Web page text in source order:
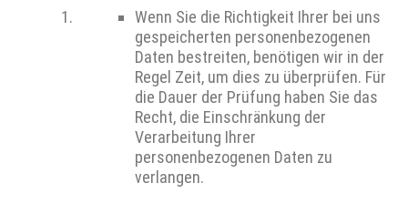
Wenn Sie die Richtigkeit Ihrer bei uns
gespeicherten personenbezogenen
Daten bestreiten, benötigen wir in der
Regel Zeit, um dies zu überprüfen. Für
die Dauer der Prüfung haben Sie das
Recht, die Einschränkung der
Verarbeitung Ihrer
personenbezogenen Daten zu
verlangen.